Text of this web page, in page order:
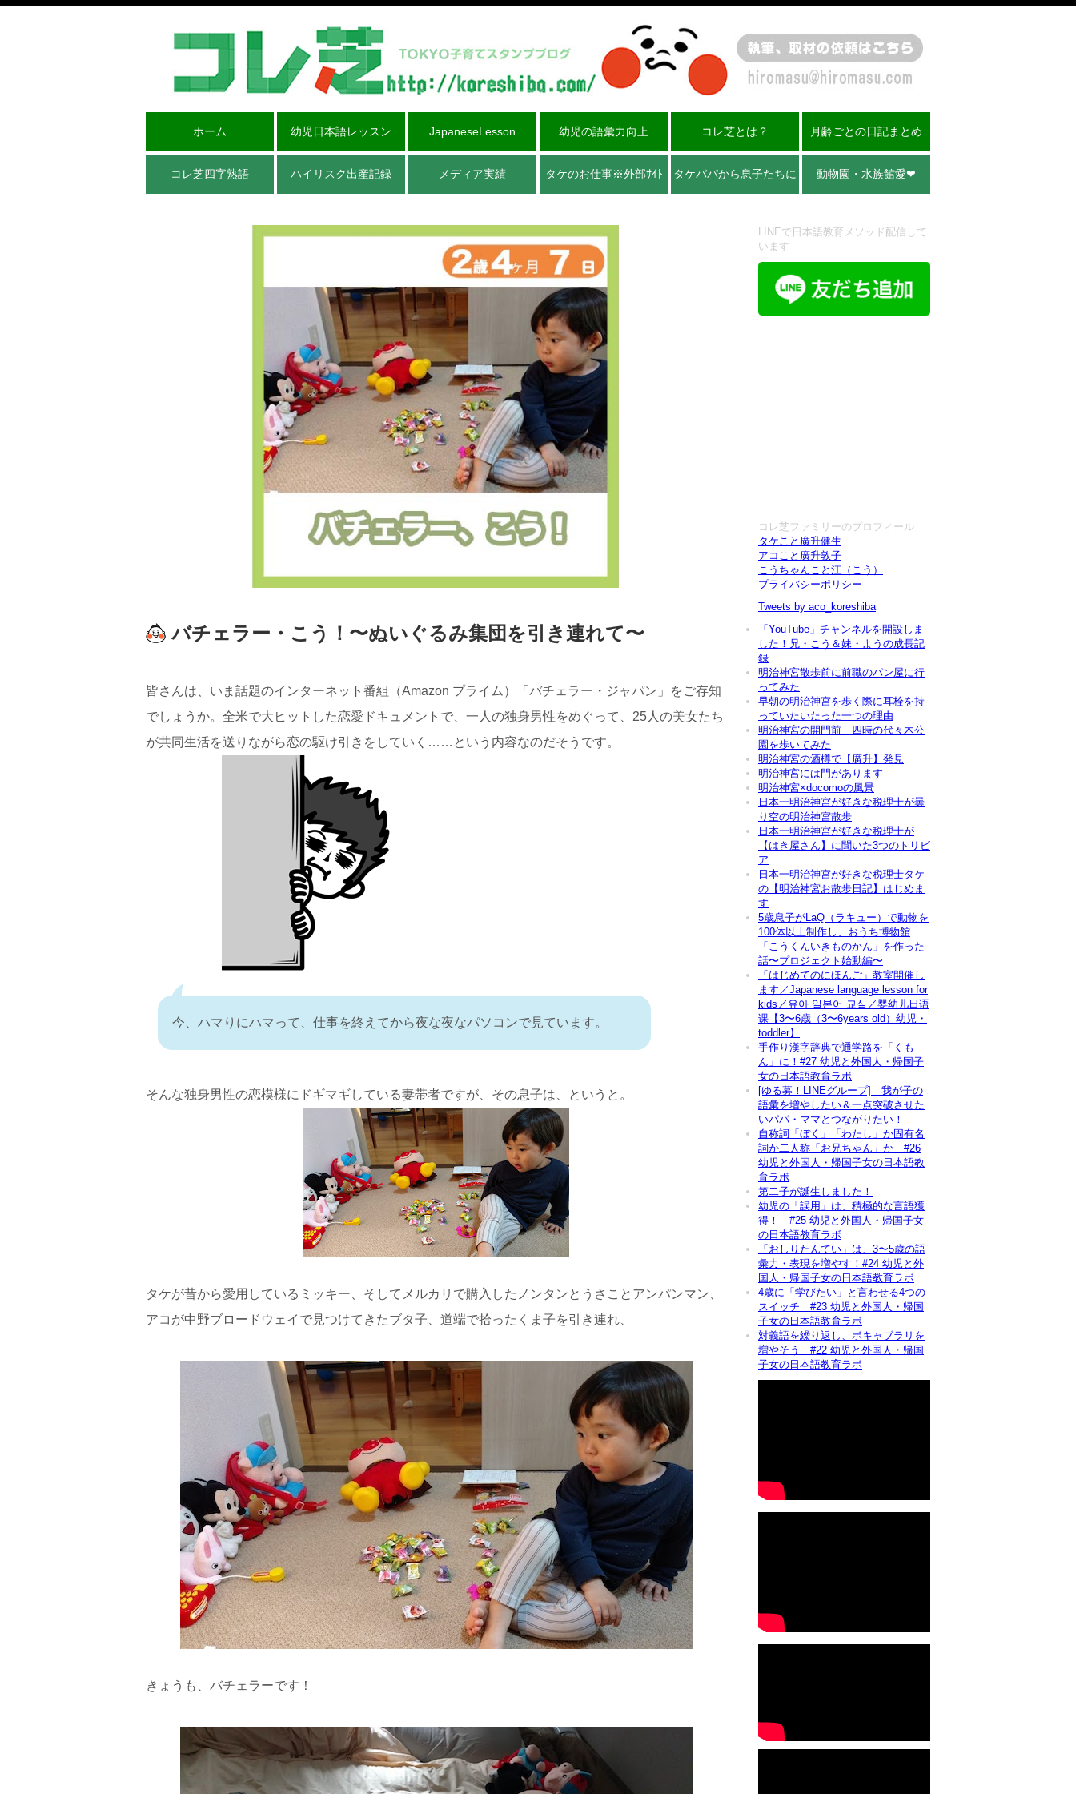
ホーム 幼児日本語レッスン JapaneseLesson 幼児の語彙力向上 コレ芝とは？ 月齢ごとの日記まとめ
コレ芝四字熟語 ハイリスク出産記録 メディア実績 タケのお仕事※外部ｻｲﾄ タケパパから息子たちに 動物園・水族館愛❤︎
バチェラー・こう！〜ぬいぐるみ集団を引き連れて〜
皆さんは、いま話題のインターネット番組（Amazon プライム）「バチェラー・ジャパン」をご存知
でしょうか。全米で大ヒットした恋愛ドキュメントで、一人の独身男性をめぐって、25人の美女たち
が共同生活を送りながら恋の駆け引きをしていく……という内容なのだそうです。
今、ハマりにハマって、仕事を終えてから夜な夜なパソコンで見ています。
そんな独身男性の恋模様にドギマギしている妻帯者ですが、その息子は、というと。
タケが昔から愛用しているミッキー、そしてメルカリで購入したノンタンとうさことアンパンマン、
アコが中野ブロードウェイで見つけてきたブタ子、道端で拾ったくま子を引き連れ、
きょうも、バチェラーです！
LINEで日本語教育メソッド配信して
います
コレ芝ファミリーのプロフィール
タケこと廣升健生
アコこと廣升敦子
こうちゃんこと江（こう）
プライバシーポリシー
Tweets by aco_koreshiba
「YouTube」チャンネルを開設しま
した！兄・こう＆妹・ようの成長記
録
明治神宮散歩前に前職のパン屋に行
ってみた
早朝の明治神宮を歩く際に耳栓を持
っていたいたった一つの理由
明治神宮の開門前 四時の代々木公
園を歩いてみた
明治神宮の酒樽で【廣升】発見
明治神宮には門があります
明治神宮×docomoの風景
日本一明治神宮が好きな税理士が曇
り空の明治神宮散歩
日本一明治神宮が好きな税理士が
【はき屋さん】に聞いた3つのトリビ
ア
日本一明治神宮が好きな税理士タケ
の【明治神宮お散歩日記】はじめま
す
5歳息子がLaQ（ラキュー）で動物を
100体以上制作し、おうち博物館
「こうくんいきものかん」を作った
話〜プロジェクト始動編〜
「はじめてのにほんご」教室開催し
ます／Japanese language lesson for
kids／유아 일본어 교실／婴幼儿日语
课【3〜6歳（3〜6years old）幼児・
toddler】
手作り漢字辞典で通学路を「くも
ん」に！#27 幼児と外国人・帰国子
女の日本語教育ラボ
[ゆる募！LINEグループ] 我が子の
語彙を増やしたい＆一点突破させた
いパパ・ママとつながりたい！
自称詞「ぼく」「わたし」か固有名
詞か二人称「お兄ちゃん」か #26
幼児と外国人・帰国子女の日本語教
育ラボ
第二子が誕生しました！
幼児の「誤用」は、積極的な言語獲
得！ #25 幼児と外国人・帰国子女
の日本語教育ラボ
「おしりたんてい」は、3〜5歳の語
彙力・表現を増やす！#24 幼児と外
国人・帰国子女の日本語教育ラボ
4歳に「学びたい」と言わせる4つの
スイッチ #23 幼児と外国人・帰国
子女の日本語教育ラボ
対義語を繰り返し、ボキャブラリを
増やそう #22 幼児と外国人・帰国
子女の日本語教育ラボ